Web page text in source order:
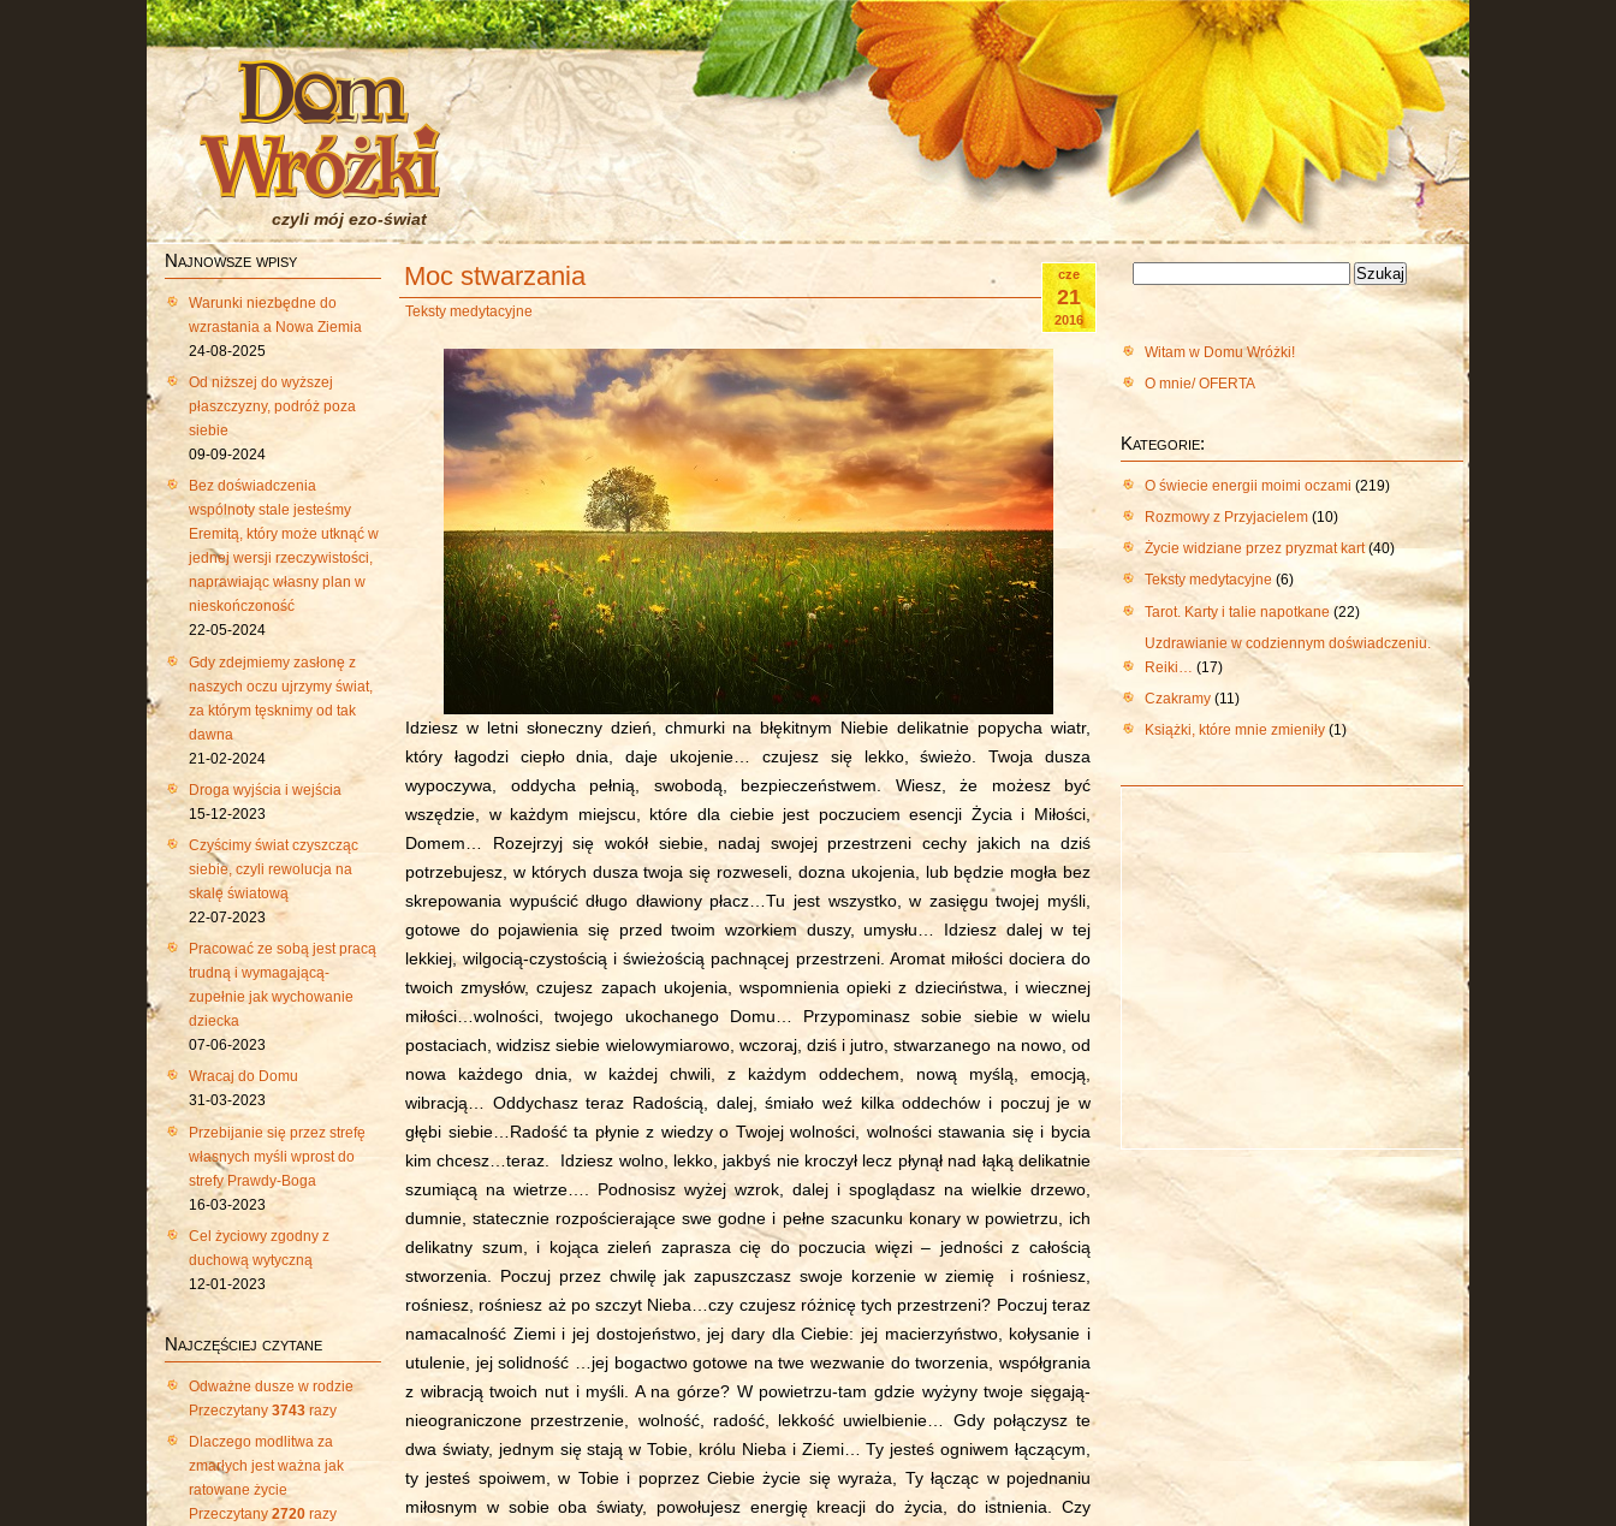
czyli mój ezo-świat
Najnowsze wpisy
Warunki niezbędne do
wzrastania a Nowa Ziemia
24-08-2025
Od niższej do wyższej
płaszczyzny, podróż poza
siebie
09-09-2024
Bez doświadczenia
wspólnoty stale jesteśmy
Eremitą, który może utknąć w
jednej wersji rzeczywistości,
naprawiając własny plan w
nieskończoność
22-05-2024
Gdy zdejmiemy zasłonę z
naszych oczu ujrzymy świat,
za którym tęsknimy od tak
dawna
21-02-2024
Droga wyjścia i wejścia
15-12-2023
Czyścimy świat czyszcząc
siebie, czyli rewolucja na
skalę światową
22-07-2023
Pracować ze sobą jest pracą
trudną i wymagającą-
zupełnie jak wychowanie
dziecka
07-06-2023
Wracaj do Domu
31-03-2023
Przebijanie się przez strefę
własnych myśli wprost do
strefy Prawdy-Boga
16-03-2023
Cel życiowy zgodny z
duchową wytyczną
12-01-2023
Najczęściej czytane
Odważne dusze w rodzie
Przeczytany 3743razy
Dlaczego modlitwa za
zmarłych jest ważna jak
ratowane życie
Przeczytany 2720 razy
cze
21
2016
Moc stwarzania
Teksty medytacyjne
Idziesz w letni słoneczny dzień, chmurki na błękitnym Niebie delikatnie popycha wiatr,
który łagodzi ciepło dnia, daje ukojenie… czujesz się lekko, świeżo. Twoja dusza
wypoczywa, oddycha pełnią, swobodą, bezpieczeństwem. Wiesz, że możesz być
wszędzie, w każdym miejscu, które dla ciebie jest poczuciem esencji Życia i Miłości,
Domem…
Rozejrzyj się wokół siebie, nadaj swojej przestrzeni cechy jakich na dziś
potrzebujesz, w których dusza twoja się rozweseli, dozna ukojenia, lub będzie mogła bez
skrepowania wypuścić długo dławiony płacz…Tu jest wszystko, w zasięgu twojej myśli,
gotowe do pojawienia się przed twoim wzorkiem duszy, umysłu… Idziesz dalej w tej
lekkiej, wilgocią-czystością i świeżością pachnącej przestrzeni. Aromat miłości dociera do
twoich zmysłów, czujesz zapach ukojenia, wspomnienia opieki z dzieciństwa, i wiecznej
miłości…wolności, twojego ukochanego Domu… Przypominasz sobie siebie w wielu
postaciach, widzisz siebie wielowymiarowo, wczoraj, dziś i jutro, stwarzanego na nowo, od
nowa każdego dnia, w każdej chwili, z każdym oddechem, nową myślą, emocją,
wibracją… Oddychasz teraz Radością, dalej, śmiało weź kilka oddechów i poczuj je w
głębi siebie…Radość ta płynie z wiedzy o Twojej wolności, wolności stawania się i bycia
kim chcesz…teraz. Idziesz wolno, lekko, jakbyś nie kroczył lecz płynął nad łąką delikatnie
szumiącą na wietrze…. Podnosisz wyżej wzrok, dalej i spoglądasz na wielkie drzewo,
dumnie, statecznie rozpościerające swe godne i pełne szacunku konary w powietrzu, ich
delikatny szum, i kojąca zieleń zaprasza cię do poczucia więzi – jedności z całością
stworzenia. Poczuj przez chwilę jak zapuszczasz swoje korzenie w ziemię i rośniesz,
rośniesz, rośniesz aż po szczyt Nieba…czy czujesz różnicę tych przestrzeni? Poczuj teraz
namacalność Ziemi i jej dostojeństwo, jej dary dla Ciebie: jej macierzyństwo, kołysanie i
utulenie, jej solidność …jej bogactwo gotowe na twe wezwanie do tworzenia, współgrania
z wibracją twoich nut i myśli. A na górze? W powietrzu-tam gdzie wyżyny twoje sięgają-
nieograniczone przestrzenie, wolność, radość, lekkość uwielbienie… Gdy połączysz te
dwa światy, jednym się stają w Tobie, królu Nieba i Ziemi… Ty jesteś ogniwem łączącym,
ty jesteś spoiwem, w Tobie i poprzez Ciebie życie się wyraża, Ty łącząc w pojednaniu
miłosnym w sobie oba światy, powołujesz energię kreacji do życia, do istnienia. Czy
Witam w Domu Wróżki!
O mnie/ OFERTA
Kategorie:
O świecie energii moimi oczami (219)
Rozmowy z Przyjacielem (10)
Życie widziane przez pryzmat kart(40)
Teksty medytacyjne (6)
Tarot. Karty i talie napotkane (22)
Uzdrawianie w codziennym doświadczeniu.
Reiki… (17)
Czakramy (11)
Książki, które mnie zmieniły (1)